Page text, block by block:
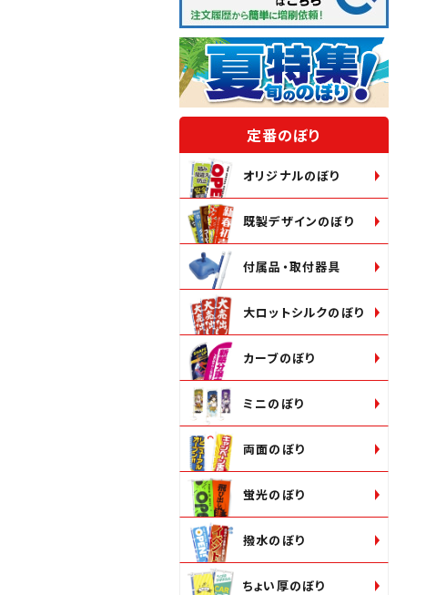
定番のぼり
オリジナルのぼり
既製デザインのぼり
付属品・取付器具
大ロットシルクのぼり
カーブのぼり
ミニのぼり
両面のぼり
蛍光のぼり
撥水のぼり
ちょい厚のぼり